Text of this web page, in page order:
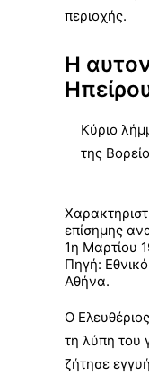
περιοχής.
Η
Κύριο
της
επίσημης
1η Μαρτίου
Πηγή:
Αθήνα.
Ο
τη λύπη του
ζήτησε